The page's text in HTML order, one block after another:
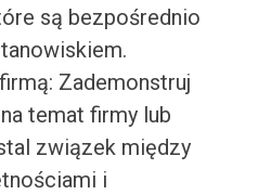
są bezpośrednio
Zademonstruj
temat firmy lub
związek między
i